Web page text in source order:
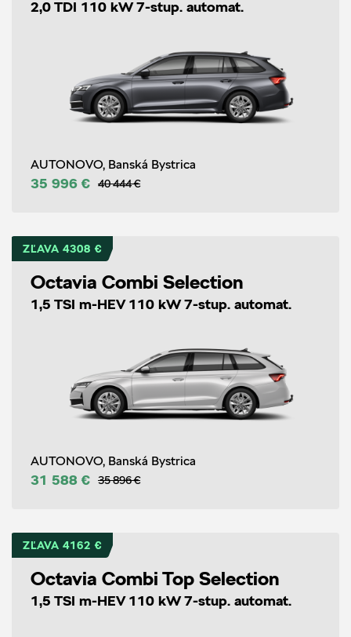
2,0 TDI 110 kW 7-stup. automat.
AUTONOVO, Banská Bystrica
35 996 € 40 444 €
ZĽAVA 4308 €
Octavia Combi Selection
1,5 TSI m-HEV 110 kW 7-stup. automat.
AUTONOVO, Banská Bystrica
31 588 € 35 896 €
ZĽAVA 4162 €
Octavia Combi Top Selection
1,5 TSI m-HEV 110 kW 7-stup. automat.